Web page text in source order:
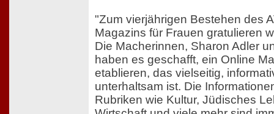
"Zum vierjährigen Bestehen des
Magazins für Frauen gratulieren
Die Macherinnen, Sharon Adler
haben es geschafft, ein Online
etablieren, das vielseitig,
unterhaltsam ist. Die
Rubriken wie Kultur, Jüdisches